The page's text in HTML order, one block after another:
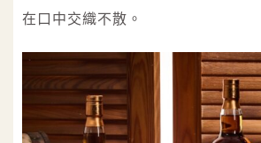
在口中交織不散。